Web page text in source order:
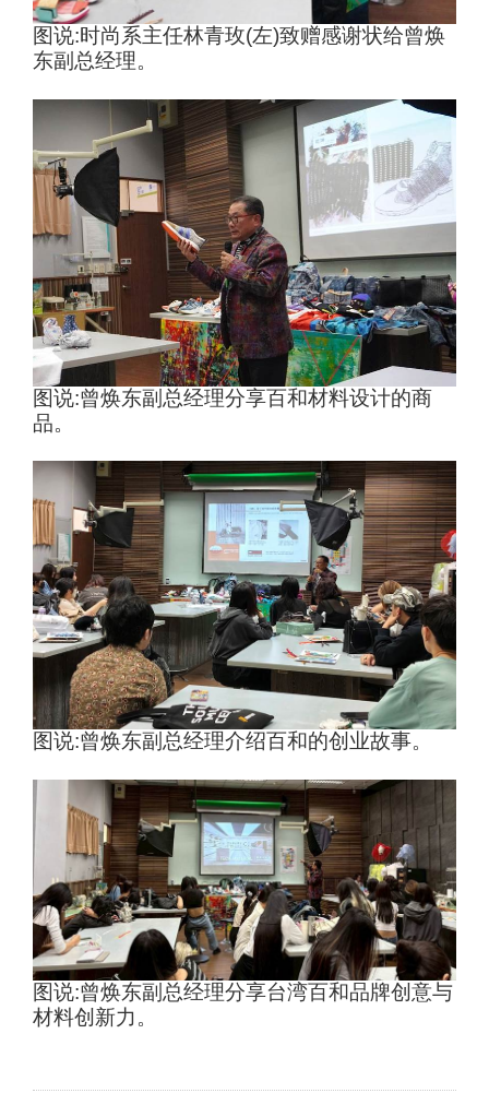
图说:时尚系主任林青玫(左)致赠感谢状给曾焕
东副总经理。
图说:曾焕东副总经理分享百和材料设计的商
品。
图说:曾焕东副总经理介绍百和的创业故事。
图说:曾焕东副总经理分享台湾百和品牌创意与
材料创新力。